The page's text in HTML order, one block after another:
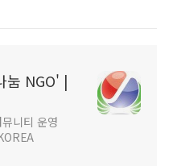
눔 NGO' |
니티 운영